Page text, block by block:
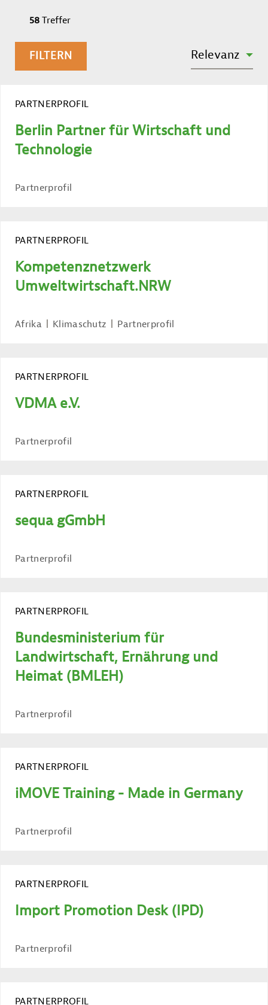
58 Treffer
FILTERN Relevanz
PARTNERPROFIL
Berlin Partner für Wirtschaft und
Technologie
Partnerprofil
PARTNERPROFIL
Kompetenznetzwerk
Umweltwirtschaft.NRW
Afrika Klimaschutz Partnerprofil
PARTNERPROFIL
VDMA e.V.
Partnerprofil
PARTNERPROFIL
sequa gGmbH
Partnerprofil
PARTNERPROFIL
Bundesministerium für
Landwirtschaft, Ernährung und
Heimat (BMLEH)
Partnerprofil
PARTNERPROFIL
iMOVE Training - Made in Germany
Partnerprofil
PARTNERPROFIL
Import Promotion Desk (IPD)
Partnerprofil
PARTNERPROFIL